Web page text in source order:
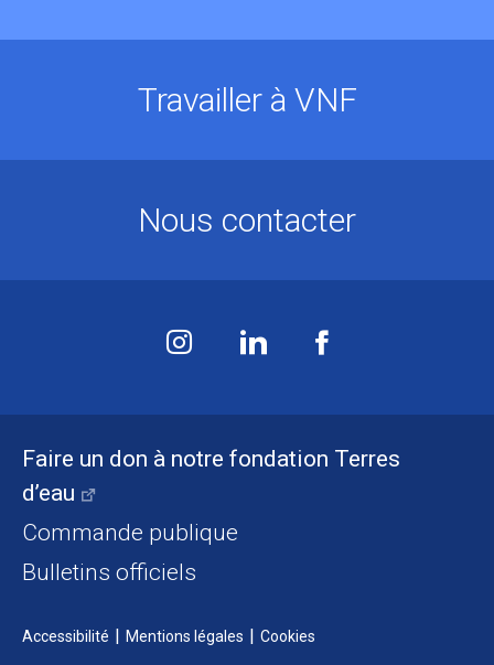
Faire un don à notre fondation Terres
d’eau
Commande publique
Bulletins officiels
Accessibilité Mentions légales Cookies
Travailler à VNF
Nous contacter